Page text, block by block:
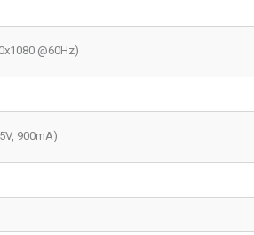
@60Hz)
900mA)